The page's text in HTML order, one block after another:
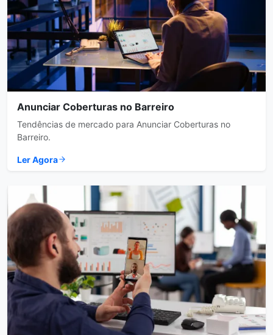
Anunciar Coberturas no Barreiro
Tendências de mercado para Anunciar Coberturas no
Barreiro.
Ler Agora